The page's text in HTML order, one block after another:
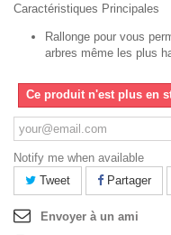
Caractéristiques Principales
Rallonge pour vous
arbres même les plus
Ce produit n'est plus en
Notify me when available
Tweet
Partager
Envoyer à un ami